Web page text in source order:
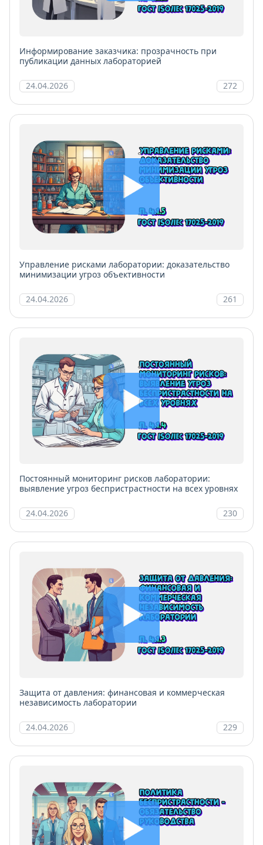
Информирование заказчика: прозрачность при
публикации данных лабораторией
24.04.2026 272
Управление рисками лаборатории: доказательство
минимизации угроз объективности
24.04.2026 261
Постоянный мониторинг рисков лаборатории:
выявление угроз беспристрастности на всех уровнях
24.04.2026 230
Защита от давления: финансовая и коммерческая
независимость лаборатории
24.04.2026 229